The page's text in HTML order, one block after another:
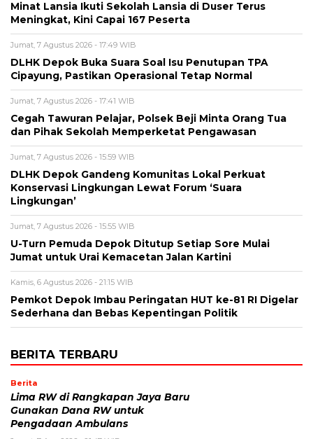
Minat Lansia Ikuti Sekolah Lansia di Duser Terus
Meningkat, Kini Capai 167 Peserta
Jumat, 7 Agustus 2026 - 17:49 WIB
DLHK Depok Buka Suara Soal Isu Penutupan TPA
Cipayung, Pastikan Operasional Tetap Normal
Jumat, 7 Agustus 2026 - 17:41 WIB
Cegah Tawuran Pelajar, Polsek Beji Minta Orang Tua
dan Pihak Sekolah Memperketat Pengawasan
Jumat, 7 Agustus 2026 - 15:59 WIB
DLHK Depok Gandeng Komunitas Lokal Perkuat
Konservasi Lingkungan Lewat Forum ‘Suara
Lingkungan’
Jumat, 7 Agustus 2026 - 15:55 WIB
U-Turn Pemuda Depok Ditutup Setiap Sore Mulai
Jumat untuk Urai Kemacetan Jalan Kartini
Kamis, 6 Agustus 2026 - 21:15 WIB
Pemkot Depok Imbau Peringatan HUT ke-81 RI Digelar
Sederhana dan Bebas Kepentingan Politik
BERITA TERBARU
Berita
Lima RW di Rangkapan Jaya Baru
Gunakan Dana RW untuk
Pengadaan Ambulans